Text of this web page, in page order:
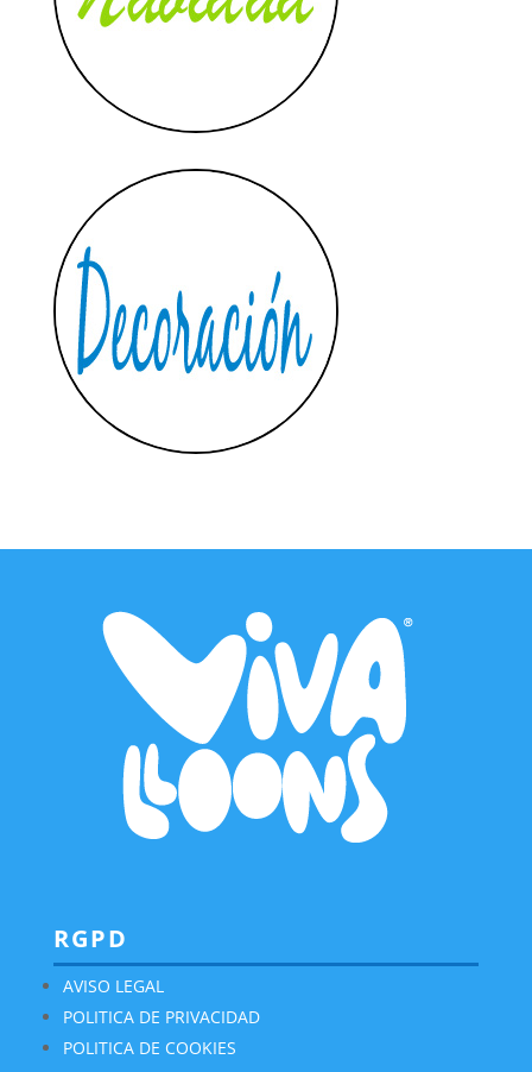
RGPD
AVISO LEGAL
POLITICA DE PRIVACIDAD
POLITICA DE COOKIES